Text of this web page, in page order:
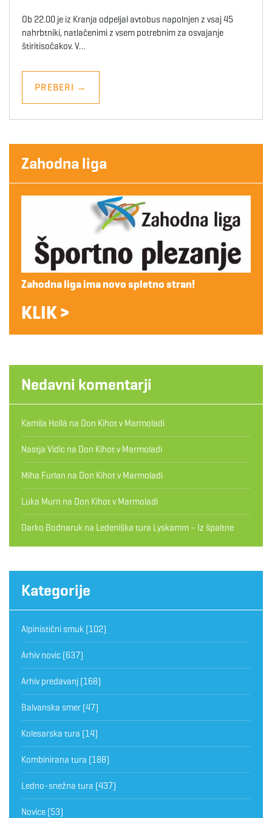
Ob 22.00 je iz Kranja odpeljal avtobus napolnjen z vsaj 45
nahrbtniki, natlačenimi z vsem potrebnim za osvajanje
štiritisočakov. V…
PREBERI →
Zahodna liga
Zahodna liga ima novo spletno stran!
KLIK >
Nedavni komentarji
Kamila Hollá na Don Kihot v Marmoladi
Nastja Vidic na Don Kihot v Marmoladi
Miha Furlan na Don Kihot v Marmoladi
Luka Murn na Don Kihot v Marmoladi
Darko Bodnaruk na Ledeniška tura Lyskamm – Iz špaltne
Kategorije
Alpinistični smuk (102)
Arhiv novic (637)
Arhiv predavanj (168)
Balvanska smer (47)
Kolesarska tura (14)
Kombinirana tura (188)
Ledno-snežna tura (437)
Novice (53)